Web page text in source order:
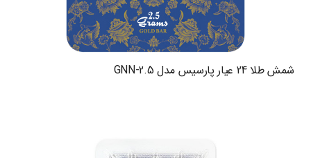
شمش طلا 24 عیار پارسیس مدل GNN-2.5